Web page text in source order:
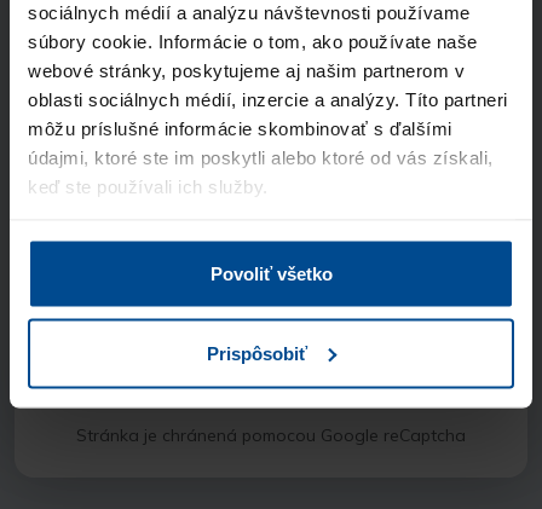
sociálnych médií a analýzu návštevnosti používame
súbory cookie. Informácie o tom, ako používate naše
webové stránky, poskytujeme aj našim partnerom v
oblasti sociálnych médií, inzercie a analýzy. Títo partneri
môžu príslušné informácie skombinovať s ďalšími
údajmi, ktoré ste im poskytli alebo ktoré od vás získali,
keď ste používali ich služby.
Povoliť všetko
Prispôsobiť
Názov spoločnosti
Odkiaľ ste sa nás dozvedeli?
zásadami ochrany osobných údajov
Odoslať
Stránka je chránená pomocou Google reCaptcha